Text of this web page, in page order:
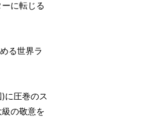
に転じる
る世界ラ
に圧巻のス
の敬意を